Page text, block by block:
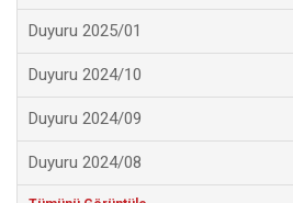
Duyuru 2025/01
Duyuru 2024/10
Duyuru 2024/09
Duyuru 2024/08